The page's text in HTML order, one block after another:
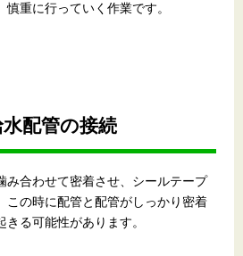
重に行っていく作業です。
配管の接続
み合わせて密着させ、シールテープ
この時に配管と配管がしっかり密着
る可能性があります。